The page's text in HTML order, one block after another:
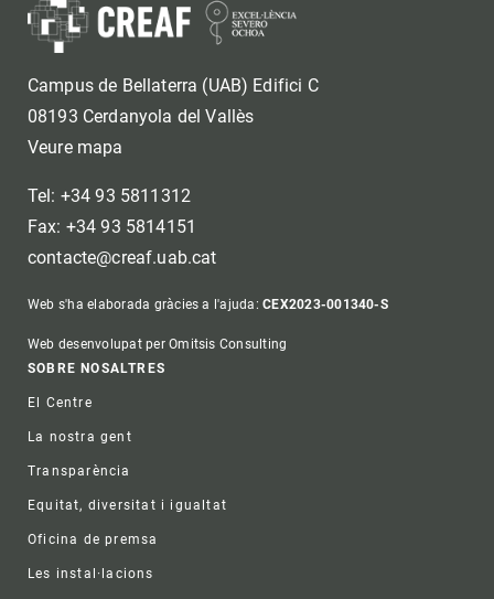
Campus de Bellaterra (UAB) Edifici C
08193 Cerdanyola del Vallès
Veure mapa
Tel: +34 93 5811312
Fax: +34 93 5814151
contacte@creaf.uab.cat
Web s'ha elaborada gràcies a l'ajuda:CEX2023-001340-S
Web desenvolupat per Omitsis Consulting
Footer
SOBRE NOSALTRES
El Centre
La nostra gent
Transparència
Equitat, diversitat i igualtat
Oficina de premsa
Les instal·lacions